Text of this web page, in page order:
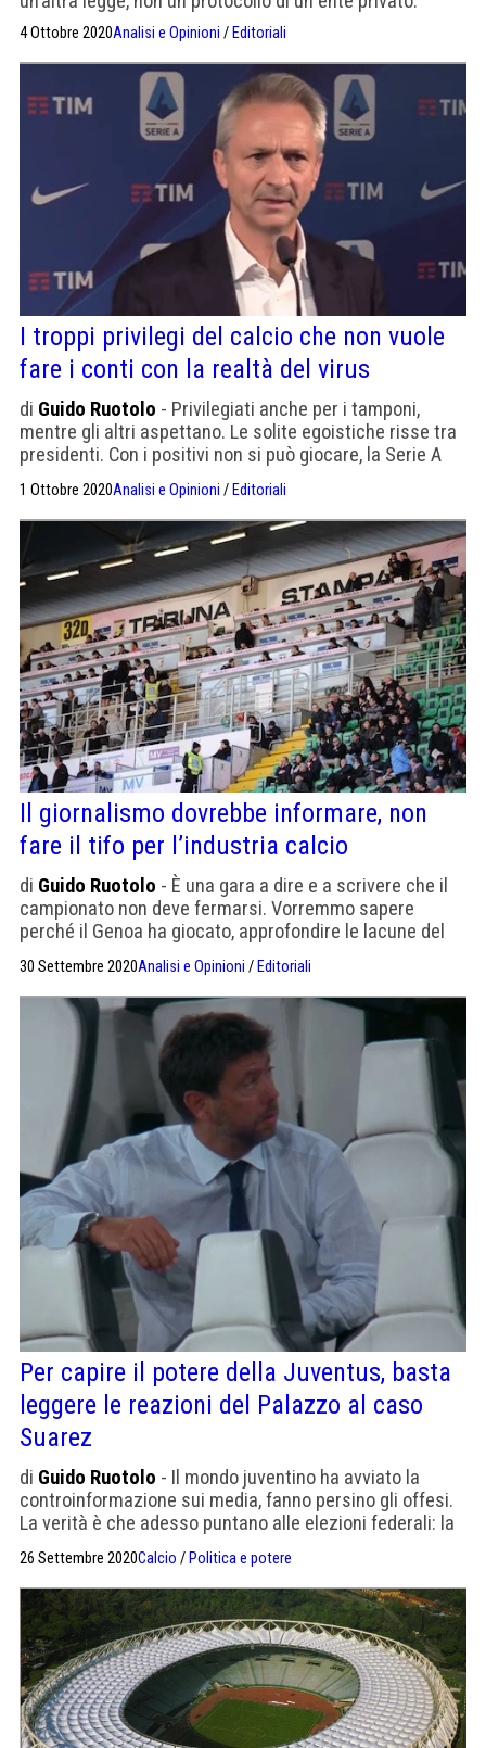
4 Ottobre 2020Analisi e Opinioni / Editoriali
I troppi privilegi del calcio che non vuole
fare i conti con la realtà del virus
di Guido Ruotolo - Privilegiati anche per i tamponi,
mentre gli altri aspettano. Le solite egoistiche risse tra
presidenti. Con i positivi non si può giocare, la Serie A
1 Ottobre 2020Analisi e Opinioni / Editoriali
Il giornalismo dovrebbe informare, non
fare il tifo per l’industria calcio
di Guido Ruotolo - È una gara a dire e a scrivere che il
campionato non deve fermarsi. Vorremmo sapere
perché il Genoa ha giocato, approfondire le lacune del
30 Settembre 2020Analisi e Opinioni / Editoriali
Per capire il potere della Juventus, basta
leggere le reazioni del Palazzo al caso
Suarez
di Guido Ruotolo - Il mondo juventino ha avviato la
controinformazione sui media, fanno persino gli offesi.
La verità è che adesso puntano alle elezioni federali: la
26 Settembre 2020Calcio / Politica e potere